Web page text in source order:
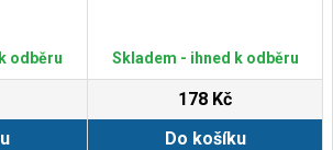
odběru Skladem - ihned k odběru
178 Kč
Do košíku